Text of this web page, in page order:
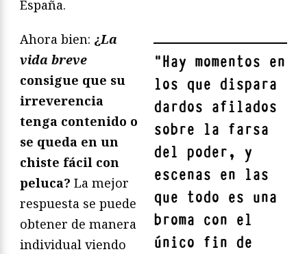
España.
"Hay momentos en
los que dispara
dardos afilados
sobre la farsa
del poder, y
escenas en las
que todo es una
broma con el
único fin de
Ahora bien: ¿La
vida breve
consigue que su
irreverencia
tenga contenido o
se queda en un
chiste fácil con
peluca? La mejor
respuesta se puede
obtener de manera
individual viendo